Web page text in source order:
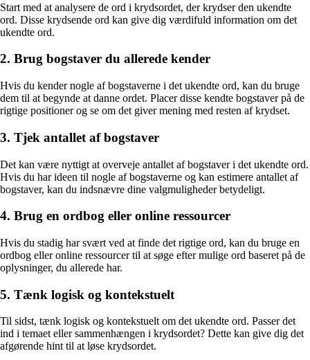
Start med at analysere de ord i krydsordet, der krydser den ukendte
ord. Disse krydsende ord kan give dig værdifuld information om det
ukendte ord.
2. Brug bogstaver du allerede kender
Hvis du kender nogle af bogstaverne i det ukendte ord, kan du bruge
dem til at begynde at danne ordet. Placer disse kendte bogstaver på de
rigtige positioner og se om det giver mening med resten af krydset.
3. Tjek antallet af bogstaver
Det kan være nyttigt at overveje antallet af bogstaver i det ukendte ord.
Hvis du har ideen til nogle af bogstaverne og kan estimere antallet af
bogstaver, kan du indsnævre dine valgmuligheder betydeligt.
4. Brug en ordbog eller online ressourcer
Hvis du stadig har svært ved at finde det rigtige ord, kan du bruge en
ordbog eller online ressourcer til at søge efter mulige ord baseret på de
oplysninger, du allerede har.
5. Tænk logisk og kontekstuelt
Til sidst, tænk logisk og kontekstuelt om det ukendte ord. Passer det
ind i temaet eller sammenhængen i krydsordet? Dette kan give dig det
afgørende hint til at løse krydsordet.